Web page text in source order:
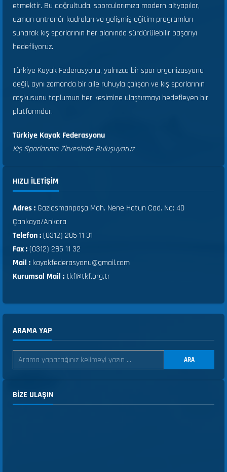
etmektir. Bu doğrultuda, sporcularımıza modern altyapılar,
uzman antrenör kadroları ve gelişmiş eğitim programları
sunarak kış sporlarının her alanında sürdürülebilir başarıyı
hedefliyoruz.
Türkiye Kayak Federasyonu, yalnızca bir spor organizasyonu
değil, aynı zamanda bir aile ruhuyla çalışan ve kış sporlarının
coşkusunu toplumun her kesimine ulaştırmayı hedefleyen bir
platformdur.
Türkiye Kayak Federasyonu
Kış Sporlarının Zirvesinde Buluşuyoruz
HIZLI ILETIŞIM
Adres : Gaziosmanpaşa Mah. Nene Hatun Cad. No: 40
Çankaya/Ankara
Telefon :(0312) 285 11 31
Fax :(0312) 285 11 32
Mail : kayakfederasyonu@gmail.com
Kurumsal Mail :tkf@tkf.org.tr
ARAMA YAP
ARA
BIZE ULAŞIN